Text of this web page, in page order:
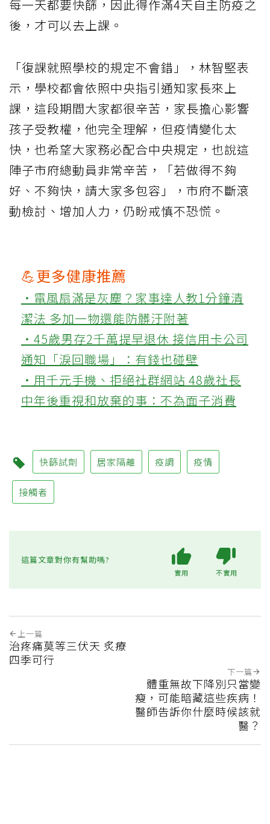
每一天都要快篩，因此得作滿4天自主防疫之
後，才可以去上課。
「復課就照學校的規定不會錯」，林智堅表
示，學校都會依照中央指引通知家長來上
課，這段期間大家都很辛苦，家長擔心影響
孩子受教權，他完全理解，但疫情變化太
快，也希望大家務必配合中央規定，也說這
陣子市府總動員非常辛苦，「若做得不夠
好、不夠快，請大家多包容」，市府不斷滾
動檢討、增加人力，仍盼戒慎不恐慌。
💪更多健康推薦
‧電風扇滿是灰塵？家事達人教1分鐘清
潔法 多加一物還能防髒汙附著
‧45歲男存2千萬提早退休 接信用卡公司
通知「淚回職場」：有錢也碰壁
‧用千元手機、拒絕社群網站 48歲社長
中年後重視和放棄的事：不為面子消費
快篩試劑 居家隔離 疫調 疫情
接觸者
這篇文章對你有幫助嗎?
實用 不實用
上一篇
治疼痛莫等三伏天 炙療
四季可行
下一篇
體重無故下降別只當變
瘦，可能暗藏這些疾病！
醫師告訴你什麼時候該就
醫？